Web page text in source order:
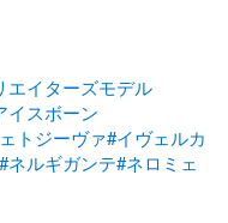
エイターズモデル
イスボーン
トジーヴァ#イヴェルカ
#ネルギガンテ#ネロミェ